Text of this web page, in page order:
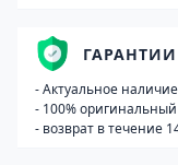
ГАРАНТИИ
- Актуальное
- 100%
- возврат в течение